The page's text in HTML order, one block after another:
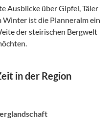
Ausblicke über Gipfel, Täler
Winter ist die Planneralm ein
der steirischen Bergwelt
in der Region